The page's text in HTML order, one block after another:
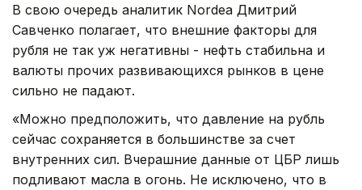
В свою очередь аналитик Nordea Дмитрий
Савченко полагает, что внешние факторы для
рубля не так уж негативны - нефть стабильна и
валюты прочих развивающихся рынков в цене
сильно не падают.
«Можно предположить, что давление на рубль
сейчас сохраняется в большинстве за счет
внутренних сил. Вчерашние данные от ЦБР лишь
подливают масла в огонь. Не исключено, что в